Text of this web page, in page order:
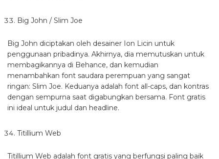
Big John / Slim Joe
Big John diciptakan oleh desainer Ion Licin untuk
penggunaan pribadinya. Akhirnya, dia memutuskan untuk
membagikannya di Behance, dan kemudian
menambahkan font saudara perempuan yang sangat
ringan: Slim Joe. Keduanya adalah font all-caps, dan kontras
dengan sempurna saat digabungkan bersama. Font gratis
ini ideal untuk judul dan headline.
Titillium Web
Titillium Web adalah font gratis yang berfungsi paling baik